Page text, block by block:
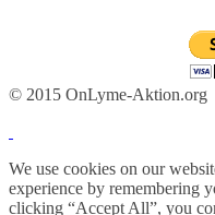
© 2015 OnLyme-Aktion.org
We use cookies on our
experience by remembering
clicking “Accept All”, you